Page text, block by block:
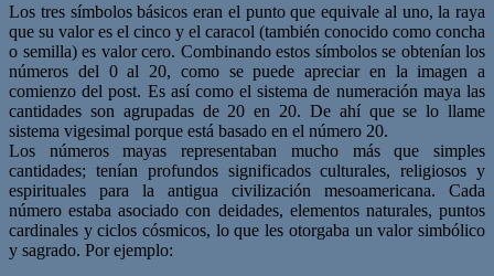
Los tres símbolos básicos eran el punto que equivale al uno, la raya
que su valor es el cinco y el caracol (también conocido como concha
o semilla) es valor cero. Combinando estos símbolos se obtenían los
números del 0 al 20, como se puede apreciar en la imagen a
comienzo del post. Es así como el sistema de numeración maya las
cantidades son agrupadas de 20 en 20. De ahí que se lo llame
sistema vigesimal porque está basado en el número 20.
Los números mayas representaban mucho más que simples
cantidades; tenían profundos significados culturales, religiosos y
espirituales para la antigua civilización mesoamericana. Cada
número estaba asociado con deidades, elementos naturales, puntos
cardinales y ciclos cósmicos, lo que les otorgaba un valor simbólico
y sagrado. Por ejemplo: